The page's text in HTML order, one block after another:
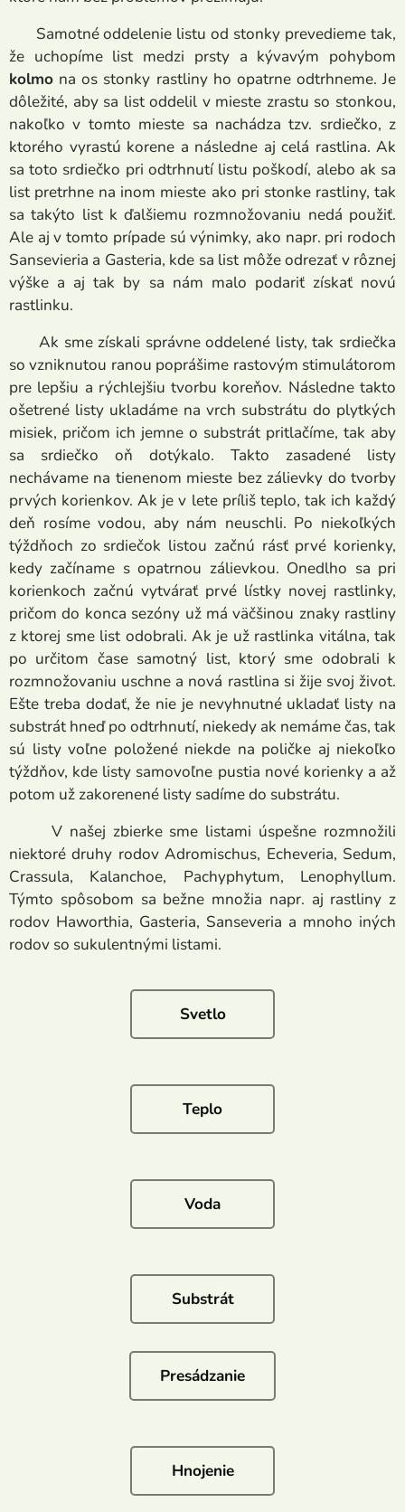
Samotné oddelenie listu od stonky prevedieme tak,
že uchopíme list medzi prsty a kývavým pohybom
kolmo na os stonky rastliny ho opatrne odtrhneme. Je
dôležité, aby sa list oddelil v mieste zrastu so stonkou,
nakoľko v tomto mieste sa nachádza tzv. srdiečko, z
ktorého vyrastú korene a následne aj celá rastlina. Ak
sa toto srdiečko pri odtrhnutí listu poškodí, alebo ak sa
list pretrhne na inom mieste ako pri stonke rastliny, tak
sa takýto list k ďalšiemu rozmnožovaniu nedá použiť.
Ale aj v tomto prípade sú výnimky, ako napr. pri rodoch
Sansevieria a Gasteria, kde sa list môže odrezať v rôznej
výške a aj tak by sa nám malo podariť získať novú
rastlinku.
Ak sme získali správne oddelené listy, tak srdiečka
so vzniknutou ranou poprášime rastovým stimulátorom
pre lepšiu a rýchlejšiu tvorbu koreňov. Následne takto
ošetrené listy ukladáme na vrch substrátu do plytkých
misiek, pričom ich jemne o substrát pritlačíme, tak aby
sa srdiečko oň dotýkalo. Takto zasadené listy
nechávame na tienenom mieste bez zálievky do tvorby
prvých korienkov. Ak je v lete príliš teplo, tak ich každý
deň rosíme vodou, aby nám neuschli. Po niekoľkých
týždňoch zo srdiečok listou začnú rásť prvé korienky,
kedy začíname s opatrnou zálievkou. Onedlho sa pri
korienkoch začnú vytvárať prvé lístky novej rastlinky,
pričom do konca sezóny už má väčšinou znaky rastliny
z ktorej sme list odobrali. Ak je už rastlinka vitálna, tak
po určitom čase samotný list, ktorý sme odobrali k
rozmnožovaniu uschne a nová rastlina si žije svoj život.
Ešte treba dodať, že nie je nevyhnutné ukladať listy na
substrát hneď po odtrhnutí, niekedy ak nemáme čas, tak
sú listy voľne položené niekde na poličke aj niekoľko
týždňov, kde listy samovoľne pustia nové korienky a až
potom už zakorenené listy sadíme do substrátu.
V našej zbierke sme listami úspešne rozmnožili
niektoré druhy rodov Adromischus, Echeveria, Sedum,
Crassula, Kalanchoe, Pachyphytum, Lenophyllum.
Týmto spôsobom sa bežne množia napr. aj rastliny z
rodov Haworthia, Gasteria, Sanseveria a mnoho iných
rodov so sukulentnými listami.
Svetlo
Teplo
Voda
Substrát
Presádzanie
Hnojenie